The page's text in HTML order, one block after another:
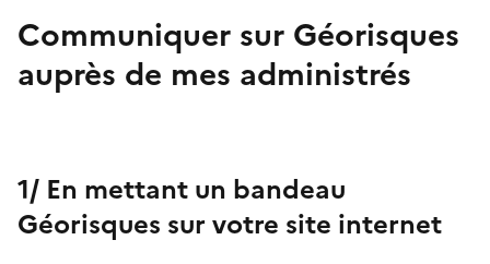
Communiquer sur Géorisques
auprès de mes administrés
1/ En mettant un bandeau
Géorisques sur votre site internet